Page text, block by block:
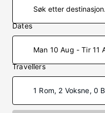
Dates
Man 10 Aug - Tir 11
Travellers
1 Rom, 2 Voksne, 0